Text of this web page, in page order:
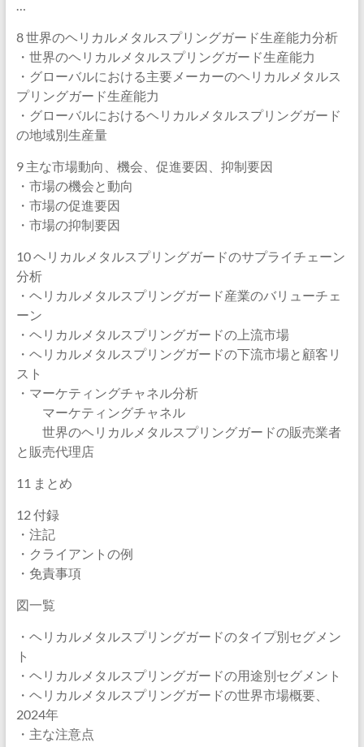
…
8 世界のヘリカルメタルスプリングガード生産能力分析
・世界のヘリカルメタルスプリングガード生産能力
・グローバルにおける主要メーカーのヘリカルメタルス
プリングガード生産能力
・グローバルにおけるヘリカルメタルスプリングガード
の地域別生産量
9 主な市場動向、機会、促進要因、抑制要因
・市場の機会と動向
・市場の促進要因
・市場の抑制要因
10 ヘリカルメタルスプリングガードのサプライチェーン
分析
・ヘリカルメタルスプリングガード産業のバリューチェ
ーン
・ヘリカルメタルスプリングガードの上流市場
・ヘリカルメタルスプリングガードの下流市場と顧客リ
スト
・マーケティングチャネル分析
マーケティングチャネル
世界のヘリカルメタルスプリングガードの販売業者
と販売代理店
11 まとめ
12 付録
・注記
・クライアントの例
・免責事項
図一覧
・ヘリカルメタルスプリングガードのタイプ別セグメン
ト
・ヘリカルメタルスプリングガードの用途別セグメント
・ヘリカルメタルスプリングガードの世界市場概要、
2024年
・主な注意点